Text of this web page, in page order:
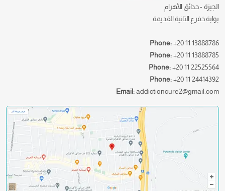
الجيزة - حدائق الأهرام
بوابة خفرع التانية القديمة
Phone:+20 11 13888786
Phone:+20 11 13888785
Phone:+20 11 22525564
Phone:+20 11 24414392
Email:addictioncure2@gmail.com